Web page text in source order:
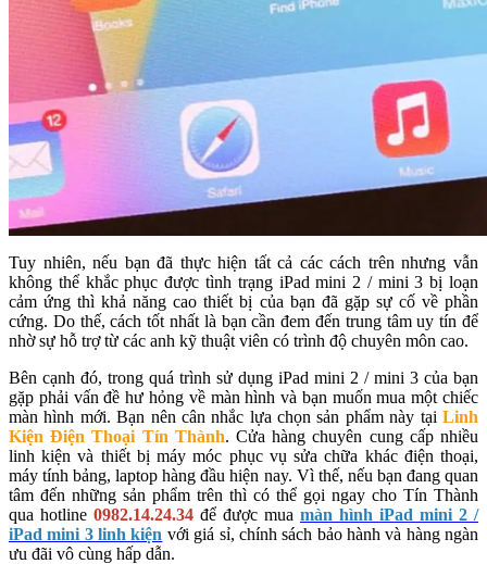
Tuy nhiên, nếu bạn đã thực hiện tất cả các cách trên nhưng vẫn
không thể khắc phục được tình trạng iPad mini 2 / mini 3 bị loạn
cảm ứng thì khả năng cao thiết bị của bạn đã gặp sự cố về phần
cứng. Do thế, cách tốt nhất là bạn cần đem đến trung tâm uy tín để
nhờ sự hỗ trợ từ các anh kỹ thuật viên có trình độ chuyên môn cao.
Bên cạnh đó, trong quá trình sử dụng iPad mini 2 / mini 3 của bạn
gặp phải vấn đề hư hỏng về màn hình và bạn muốn mua một chiếc
màn hình mới. Bạn nên cân nhắc lựa chọn sản phẩm này tại Linh
Kiện Điện Thoại Tín Thành. Cửa hàng chuyên cung cấp nhiều
linh kiện và thiết bị máy móc phục vụ sửa chữa khác điện thoại,
máy tính bảng, laptop hàng đầu hiện nay. Vì thế, nếu bạn đang quan
tâm đến những sản phẩm trên thì có thể gọi ngay cho Tín Thành
qua hotline 0982.14.24.34 để được mua màn hình iPad mini 2 /
iPad mini 3 linh kiện với giá sỉ, chính sách bảo hành và hàng ngàn
ưu đãi vô cùng hấp dẫn.